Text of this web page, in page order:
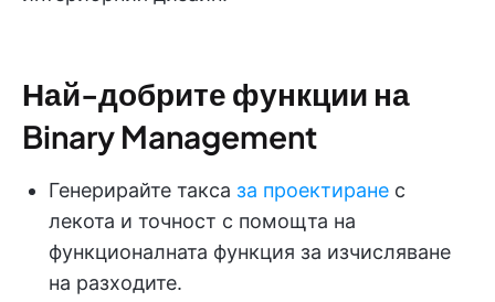
Най-добрите функции на
Binary Management
Генерирайте такса за проектиране с
лекота и точност с помощта на
функционалната функция за изчисляване
на разходите.